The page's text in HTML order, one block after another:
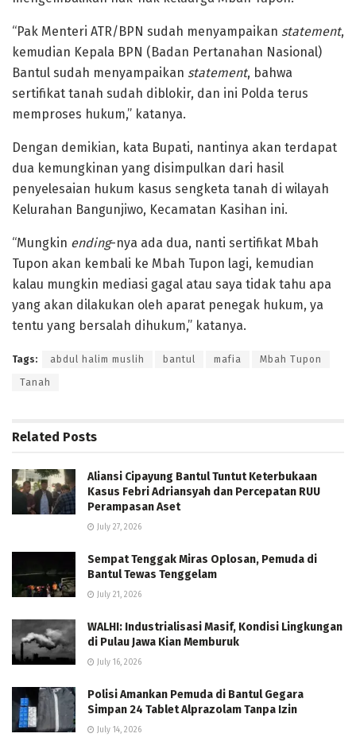
“Pak Menteri ATR/BPN sudah menyampaikan statement,
kemudian Kepala BPN (Badan Pertanahan Nasional)
Bantul sudah menyampaikan statement, bahwa
sertifikat tanah sudah diblokir, dan ini Polda terus
memproses hukum,” katanya.
Dengan demikian, kata Bupati, nantinya akan terdapat
dua kemungkinan yang disimpulkan dari hasil
penyelesaian hukum kasus sengketa tanah di wilayah
Kelurahan Bangunjiwo, Kecamatan Kasihan ini.
“Mungkin ending-nya ada dua, nanti sertifikat Mbah
Tupon akan kembali ke Mbah Tupon lagi, kemudian
kalau mungkin mediasi gagal atau saya tidak tahu apa
yang akan dilakukan oleh aparat penegak hukum, ya
tentu yang bersalah dihukum,” katanya.
Tags: abdul halim muslih bantul mafia Mbah Tupon
Tanah
Related Posts
Aliansi Cipayung Bantul Tuntut Keterbukaan
Kasus Febri Adriansyah dan Percepatan RUU
Perampasan Aset
July 27, 2026
Sempat Tenggak Miras Oplosan, Pemuda di
Bantul Tewas Tenggelam
July 21, 2026
WALHI: Industrialisasi Masif, Kondisi Lingkungan
di Pulau Jawa Kian Memburuk
July 16, 2026
Polisi Amankan Pemuda di Bantul Gegara
Simpan 24 Tablet Alprazolam Tanpa Izin
July 14, 2026